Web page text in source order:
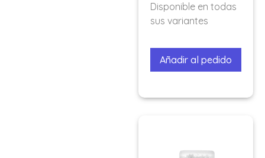
Disponible en todas
sus variantes
Añadir al pedido